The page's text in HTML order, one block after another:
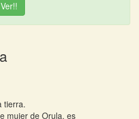
Ver!!
tierra.
mujer de Orula, es